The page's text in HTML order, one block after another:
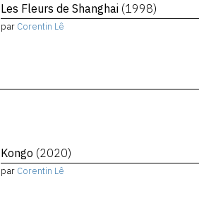
Les Fleurs de Shanghai (1998)
par Corentin Lê
Kongo (2020)
par Corentin Lê